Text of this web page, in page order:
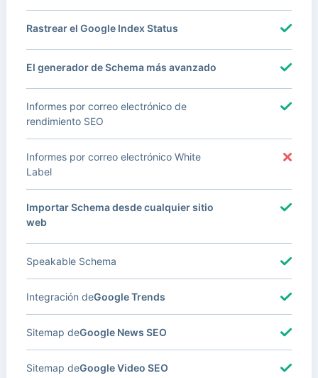
Rastrear el Google Index Status
El generador de Schema más avanzado
Informes por correo electrónico de
rendimiento SEO
Informes por correo electrónico White
Label
Importar Schema desde cualquier sitio
web
Speakable Schema
Integración deGoogle Trends
Sitemap deGoogle News SEO
Sitemap deGoogle Video SEO